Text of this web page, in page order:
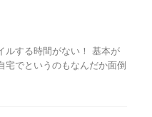
ルする時間がない！ 基本が
宅でというのもなんだか面倒